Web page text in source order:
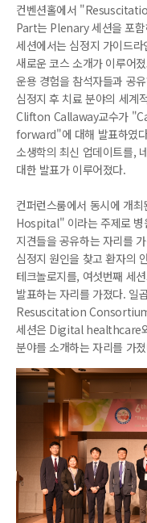
컨벤션홀에서
Part는 Plenary 세션을 포함
세션에서는 심정지 가이드
새로운 코스 소개가 이루어
운용 경험을 참석자들과 공
심정지 후 치료 분야의 세
Clifton Callaway교수가
forward"에 대해 발표하였
소생학의 최신 업데이트를,
대한 발표가 이루어졌다.
컨퍼런스룸에서 동시에 개
Hospital" 이라는 주제로 병
지견들을 공유하는 자리를
심정지 원인을 찾고 환자의
테크놀로지를, 여섯번째 세
발표하는 자리를 가졌다.
Resuscitation
세션은 Digital healthcare
분야를 소개하는 자리를 가